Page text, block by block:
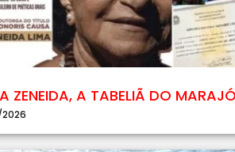
ZENEIDA, A TABELIÃ DO